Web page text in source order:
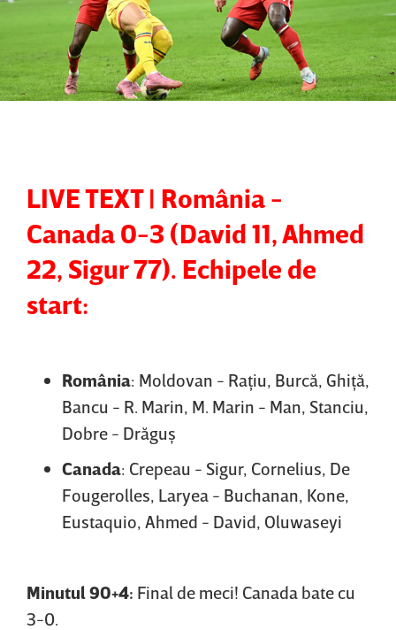
LIVE TEXT | România -
Canada 0-3 (David 11, Ahmed
22, Sigur 77). Echipele de
start:
România: Moldovan - Raţiu, Burcă, Ghiţă,
Bancu - R. Marin, M. Marin - Man, Stanciu,
Dobre - Drăguş
Canada: Crepeau - Sigur, Cornelius, De
Fougerolles, Laryea - Buchanan, Kone,
Eustaquio, Ahmed - David, Oluwaseyi
Minutul 90+4: Final de meci! Canada bate cu
3-0.